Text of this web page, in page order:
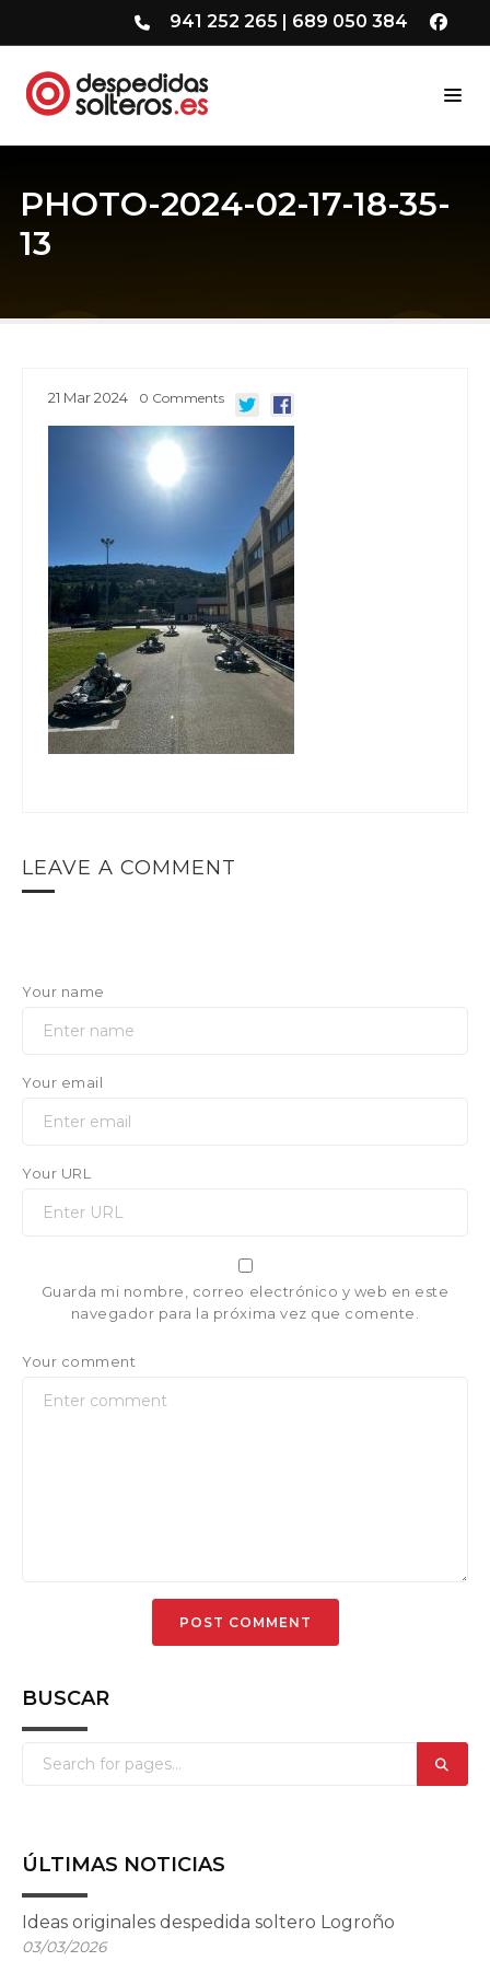
941 252 265 | 689 050 384
PHOTO-2024-02-17-18-35-
13
21 Mar2024 0 Comments
LEAVE A COMMENT
Your name
Your email
Your URL
Guarda mi nombre, correo electrónico y web en este
navegador para la próxima vez que comente.
Your comment
BUSCAR
ÚLTIMAS NOTICIAS
Ideas originales despedida soltero Logroño
03/03/2026